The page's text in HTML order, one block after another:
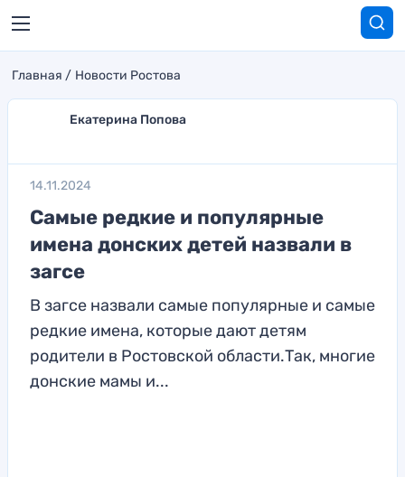
Главная Новости Ростова
Екатерина Попова
14.11.2024
Самые редкие и популярные
имена донских детей назвали в
загсе
В загсе назвали самые популярные и самые
редкие имена, которые дают детям
родители в Ростовской области.Так, многие
донские мамы и...